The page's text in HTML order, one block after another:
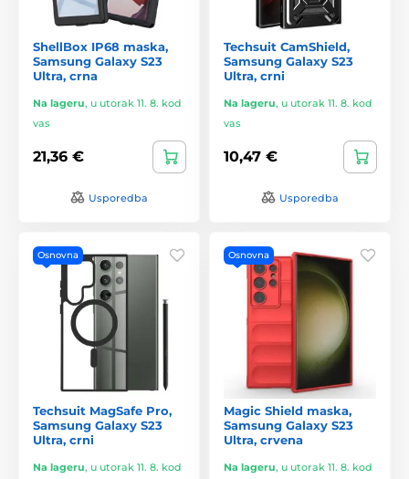
ShellBox IP68 maska,
Samsung Galaxy S23
Ultra, crna
Na lageru, u utorak 11. 8. kod
vas
21,36 €
Usporedba
Techsuit CamShield,
Samsung Galaxy S23
Ultra, crni
Na lageru, u utorak 11. 8. kod
vas
10,47 €
Usporedba
Osnovna
Techsuit MagSafe Pro,
Samsung Galaxy S23
Ultra, crni
Na lageru, u utorak 11. 8. kod
Osnovna
Magic Shield maska,
Samsung Galaxy S23
Ultra, crvena
Na lageru, u utorak 11. 8. kod